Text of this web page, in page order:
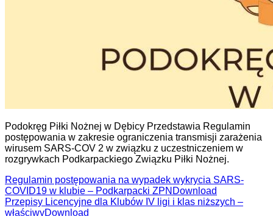
Podokręg Piłki Nożnej w Dębicy Przedstawia Regulamin
postępowania w zakresie ograniczenia transmisji zarażenia
wirusem SARS-COV 2 w związku z uczestniczeniem w
rozgrywkach Podkarpackiego Związku Piłki Nożnej.
Regulamin postępowania na wypadek wykrycia SARS-
COVID19 w klubie – Podkarpacki ZPN Download
Przepisy Licencyjne dla Klubów IV ligi i klas niższych –
właściwyDownload